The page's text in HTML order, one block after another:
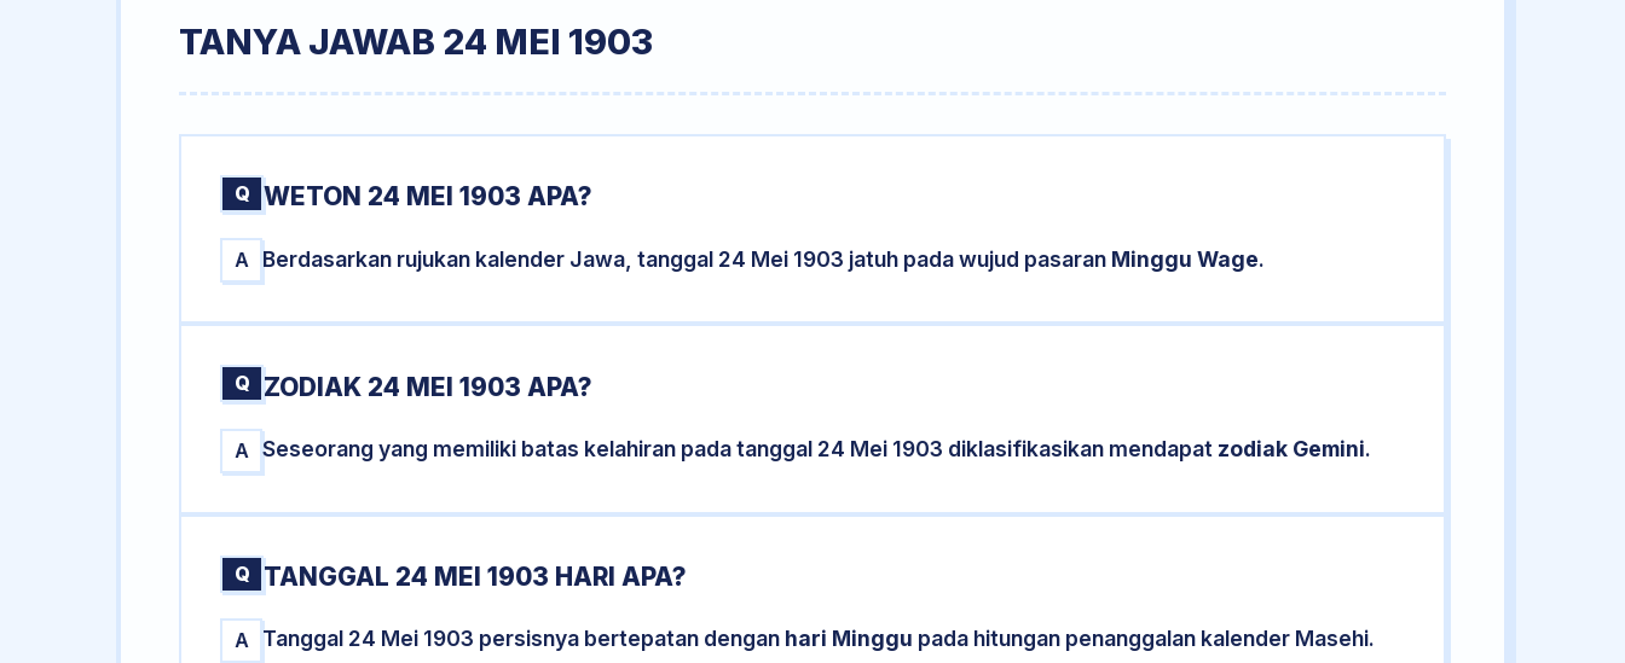
TANYA JAWAB 24 MEI 1903
Q WETON 24 MEI 1903 APA?
A Berdasarkan rujukan kalender Jawa, tanggal 24 Mei 1903 jatuh pada wujud pasaran Minggu Wage.
Q ZODIAK 24 MEI 1903 APA?
A Seseorang yang memiliki batas kelahiran pada tanggal 24 Mei 1903 diklasifikasikan mendapat zodiak Gemini.
Q TANGGAL 24 MEI 1903 HARI APA?
A Tanggal 24 Mei 1903 persisnya bertepatan dengan hari Minggu pada hitungan penanggalan kalender Masehi.